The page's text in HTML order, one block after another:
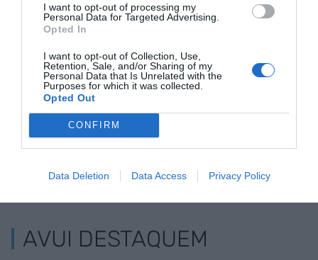
I want to opt-out of processing my
Personal Data for Targeted Advertising.
Opted In
I want to opt-out of Collection, Use,
Retention, Sale, and/or Sharing of my
Personal Data that Is Unrelated with the
Purposes for which it was collected.
Opted Out
CONFIRM
Data Deletion Data Access Privacy Policy
36.500 persones en
el primer semestre
ELS MÉS LLEGITS
AVUI DESTAQUEM